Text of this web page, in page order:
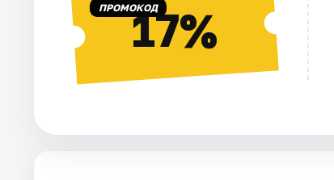
ПРОМОКОД17%